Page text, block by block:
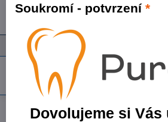
Ústní hygiena
Soukromí - potvrzení *
Dovolujeme si Vás